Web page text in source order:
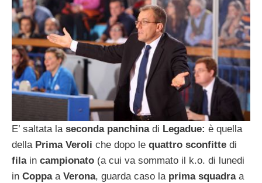
E’ saltata la seconda panchinadi Legadue: è quella
della Prima Veroli che dopo le quattro sconfitte di
filain campionato (a cui va sommato il k.o. di lunedi
in Coppaa Verona, guarda caso laprima squadraa